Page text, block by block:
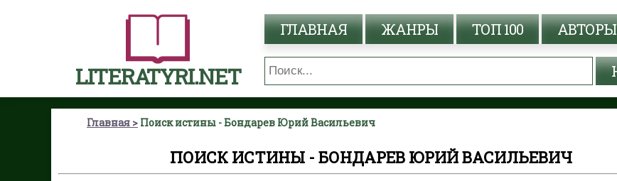
LITERATYRI.NET
ГЛАВНАЯ ЖАНРЫ ТОП 100 АВТОРЫ
Главная Поиск истины - Бондарев Юрий Васильевич
ПОИСК ИСТИНЫ - БОНДАРЕВ ЮРИЙ ВАСИЛЬЕВИЧ